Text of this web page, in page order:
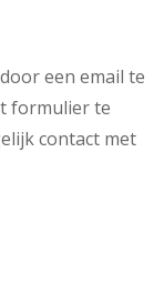
een email te
formulier te
contact met